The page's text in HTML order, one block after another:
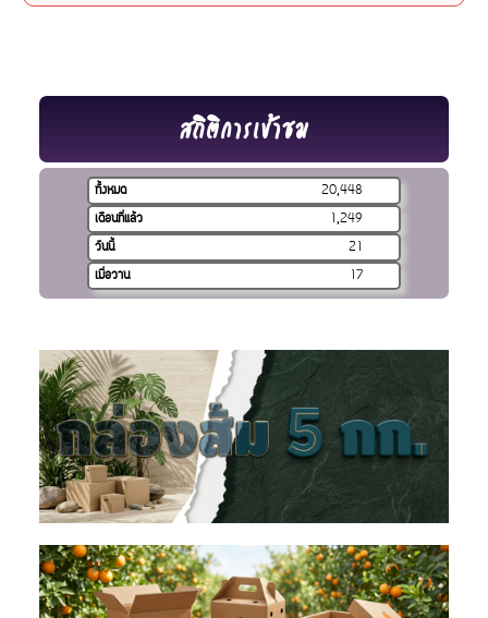
สถิติการเข้าชม
ทั้งหมด
20,448
เดือนที่แล้ว
1,249
วันนี้
21
เมื่อวาน
17